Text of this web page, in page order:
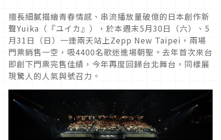
擅長細膩描繪青春情感、串流播放量破億的日本創作新
聲Yuika（『ユイカ』），於本週末5月30日（六）、5
月31日（日）一連兩天站上Zepp New Taipei，兩場
門票銷售一空，吸4400名歌迷進場朝聖。去年首次來台
即創下門票完售佳績，今年再度回歸台北舞台，同樣展
現驚人的人氣與號召力。